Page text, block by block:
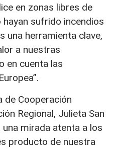
en zonas libres de
sufrido incendios
una herramienta clave,
a nuestras
en cuenta las
de Cooperación
Regional, Julieta San
una mirada atenta a los
producto de nuestra